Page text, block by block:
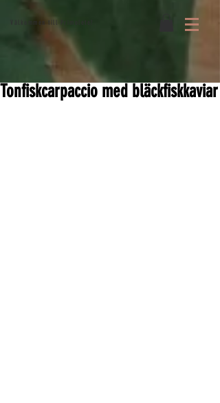
Välkommen till Primolete!
Tonfiskcarpaccio med bläckfiskkaviar